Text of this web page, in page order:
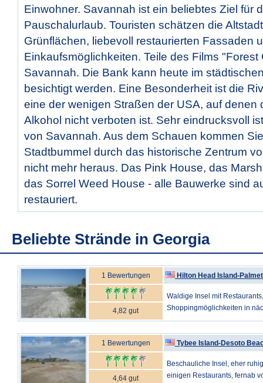
Einwohner. Savannah ist ein beliebtes Ziel für
Pauschalurlaub. Touristen schätzen die
Grünflächen, liebevoll restaurierten Fassaden
Einkaufsmöglichkeiten. Teile des Films "Forest
Savannah. Die Bank kann heute im
besichtigt werden. Eine Besonderheit ist die
eine der wenigen Straßen der USA, auf denen
Alkohol nicht verboten ist. Sehr eindrucksvoll
von Savannah. Aus dem Schauen kommen
Stadtbummel durch das historische Zentrum
nicht mehr heraus. Das Pink House, das
das Sorrel Weed House - alle Bauwerke sind
restauriert.
Beliebte Strände in Georgia
1 Bewertungen Hilton Head Island-
Waldige Insel mit
Shoppingmöglichkeiten in
4,82 gut
1 Bewertungen Tybee Island-Desoto
Beschauliche Insel, eher
einigen Restaurants, fernab
4,64 gut